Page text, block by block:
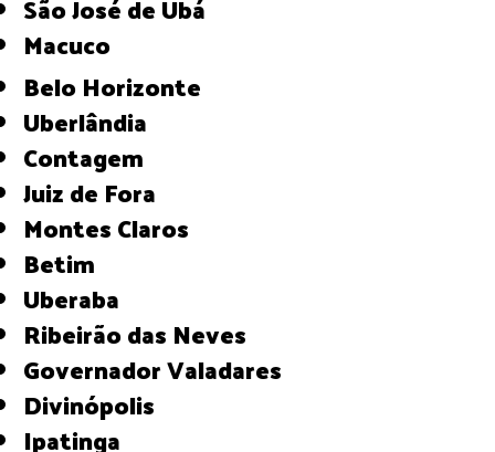
Macuco
Belo Horizonte
Uberlândia
Contagem
Juiz de Fora
Montes Claros
Betim
Uberaba
Ribeirão das Neves
Governador Valadares
Divinópolis
Ipatinga